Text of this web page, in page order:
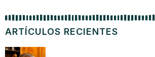
ARTÍCULOS RECIENTES